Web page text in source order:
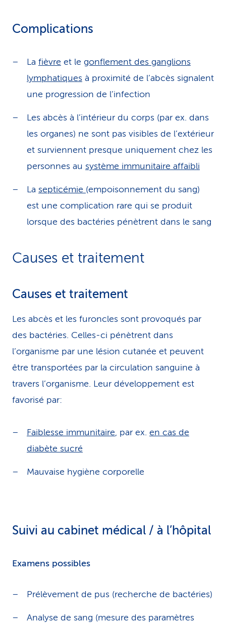
Complications
La fièvre et le gonflement des ganglions
lymphatiques à proximité de l’abcès signalent
une progression de l’infection
Les abcès à l’intérieur du corps (par ex. dans
les organes) ne sont pas visibles de l’extérieur
et surviennent presque uniquement chez les
personnes au système immunitaire affaibli
La septicémie (empoisonnement du sang)
est une complication rare qui se produit
lorsque des bactéries pénètrent dans le sang
Causes et traitement
Causes et traitement
Les abcès et les furoncles sont provoqués par
des bactéries. Celles-ci pénètrent dans
l’organisme par une lésion cutanée et peuvent
être transportées par la circulation sanguine à
travers l’organisme. Leur développement est
favorisé par:
Faiblesse immunitaire, par ex. en cas de
diabète sucré
Mauvaise hygiène corporelle
Suivi au cabinet médical / à l’hôpital
Examens possibles
Prélèvement de pus (recherche de bactéries)
Analyse de sang (mesure des paramètres